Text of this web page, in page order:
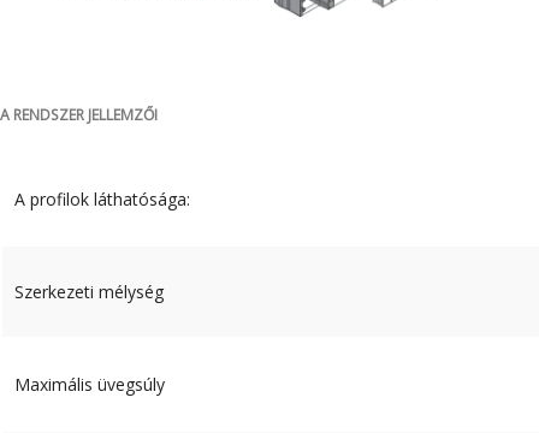
A RENDSZER JELLEMZŐI
A profilok láthatósága:
Szerkezeti mélység
Maximális üvegsúly